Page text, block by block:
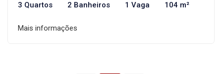
3 Quartos 2 Banheiros 1 Vaga 104 m²
Mais informações